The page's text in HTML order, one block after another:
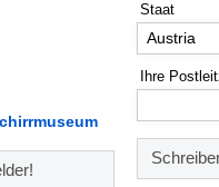
Staat
Austria
Ihre